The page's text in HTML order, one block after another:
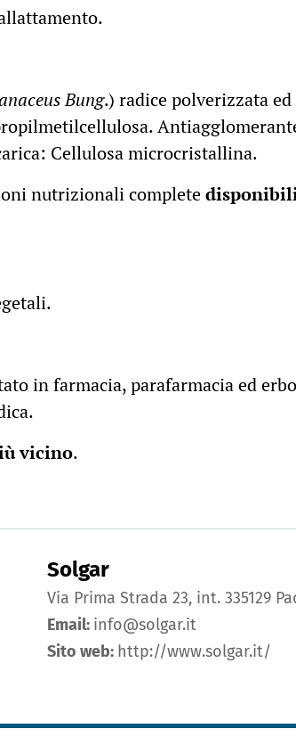
Bung.) radice polverizzata
Cellulosa microcristallina.
nutrizionali complete
in farmacia, parafarmacia ed
vicino.
Solgar
Via Prima Strada 23, int. 335129
Email: info@solgar.it
Sito web: http://www.solgar.it/